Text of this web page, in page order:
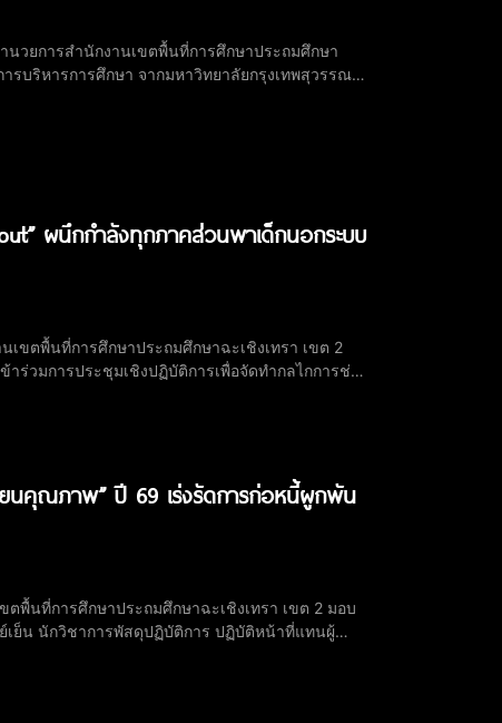
วยการสำนักงานเขตพื้นที่การศึกษาประถมศึกษา
บริหารการศึกษา จากมหาวิทยาลัยกรุงเทพสุวรรณภูมิ
ผนึกกำลังทุกภาคส่วนพาเด็กนอกระบบ
ขตพื้นที่การศึกษาประถมศึกษาฉะเชิงเทรา เขต 2
วมการประชุมเชิงปฏิบัติการเพื่อจัดทำกลไกการช่วย
รียนคุณภาพ” ปี 69 เร่งรัดการก่อหนี้ผูกพัน
พื้นที่การศึกษาประถมศึกษาฉะเชิงเทรา เขต 2 มอบ
เย็น นักวิชาการพัสดุปฏิบัติการ ปฏิบัติหน้าที่แทนผู้